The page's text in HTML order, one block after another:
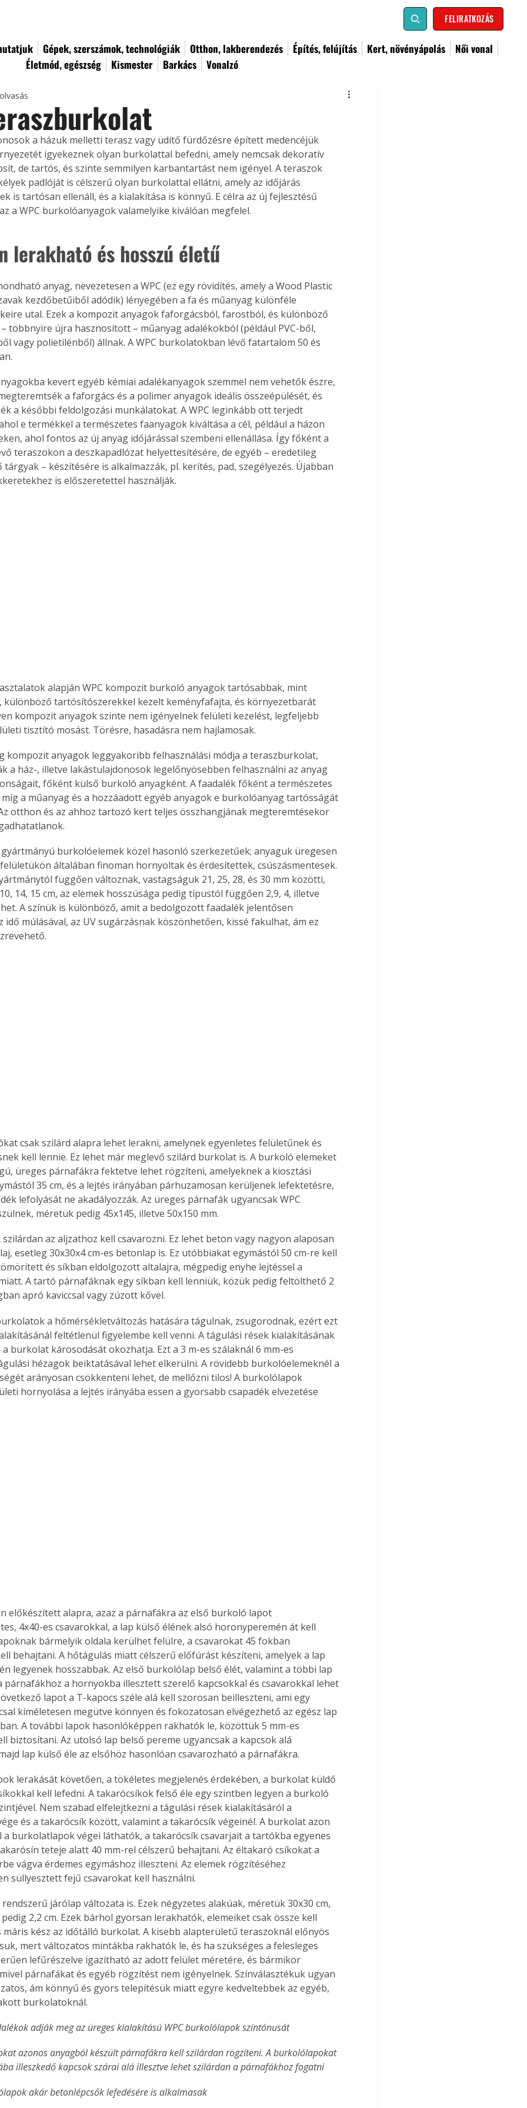
FELIRATKOZÁS
Gépek, szerszámok, technológiák Otthon, lakberendezés Építés, felújítás Kert, növényápolás
Női vonal
Életmód, egészség
Kismester Barkács Vonalzó
Old
új,
egyedi
vagy
is
Bárhol,
élve
az
A
könyvek tetszőleges
párosítással kedvezményes
áron, 0 Ft postaköltséggel
megrendelhetők!
Gyógyító növények: a
természet kincsei az
a házuk melletti terasz vagy üdítő fürdőzésre épített medencéjük
igyekeznek olyan burkolattal befedni, amely nemcsak dekoratív
de tartós, és szinte semmilyen karbantartást nem igényel. A teraszok
padlóját is célszerű olyan burkolattal ellátni, amely az időjárás
is tartósan ellenáll, és a kialakítása is könnyű. E célra az új fejlesztésű
a WPC burkolóanyagok valamelyike kiválóan megfelel.
lerakható és hosszú életű
anyag, nevezetesen a WPC (ez egy rövidítés, amely a Wood Plastic
kezdőbetűiből adódik) lényegében a fa és műanyag különféle
utal. Ezek a kompozit anyagok faforgácsból, farostból, és különböző
többnyire újra hasznosított – műanyag adalékokból (például PVC-ből,
vagy polietilénből) állnak. A WPC burkolatokban lévő fatartalom 50 és
kevert egyéb kémiai adalékanyagok szemmel nem vehetők észre,
a faforgács és a polimer anyagok ideális összeépülését, és
a későbbi feldolgozási munkálatokat. A WPC leginkább ott terjedt
e termékkel a természetes faanyagok kiváltása a cél, például a házon
ahol fontos az új anyag időjárással szembeni ellenállása. Így főként a
teraszokon a deszkapadlózat helyettesítésére, de egyéb – eredetileg
– készítésére is alkalmazzák, pl. kerítés, pad, szegélyezés. Újabban
is előszeretettel használják.
alapján WPC kompozit burkoló anyagok tartósabbak, mint
különböző tartósítószerekkel kezelt keményfafajta, és környezetbarát
kompozit anyagok szinte nem igényelnek felületi kezelést, legfeljebb
tisztító mosást. Törésre, hasadásra nem hajlamosak.
kompozit anyagok leggyakoribb felhasználási módja a teraszburkolat,
a ház-, illetve lakástulajdonosok legelőnyösebben felhasználni az anyag
főként külső burkoló anyagként. A faadalék főként a természetes
a műanyag és a hozzáadott egyéb anyagok e burkolóanyag tartósságát
otthon és az ahhoz tartozó kert teljes összhangjának megteremtésekor
burkolóelemek közel hasonló szerkezetűek; anyaguk üregesen
általában finoman hornyoltak és érdesítettek, csúszásmentesek.
függően változnak, vastagságuk 21, 25, 28, és 30 mm közötti,
14, 15 cm, az elemek hosszúsága pedig típustól függően 2,9, 4, illetve
A színük is különböző, amit a bedolgozott faadalék jelentősen
idő múlásával, az UV sugárzásnak köszönhetően, kissé fakulhat, ám ez
csak szilárd alapra lehet lerakni, amelynek egyenletes felületűnek és
kell lennie. Ez lehet már meglevő szilárd burkolat is. A burkoló elemeket
üreges párnafákra fektetve lehet rögzíteni, amelyeknek a kiosztási
35 cm, és a lejtés irányában párhuzamosan kerüljenek lefektetésre,
lefolyását ne akadályozzák. Az üreges párnafák ugyancsak WPC
méretük pedig 45x145, illetve 50x150 mm.
az aljzathoz kell csavarozni. Ez lehet beton vagy nagyon alaposan
esetleg 30x30x4 cm-es betonlap is. Ez utóbbiakat egymástól 50 cm-re kell
és síkban eldolgozott altalajra, mégpedig enyhe lejtéssel a
A tartó párnafáknak egy síkban kell lenniük, közük pedig feltölthető 2
apró kaviccsal vagy zúzott kővel.
a hőmérsékletváltozás hatására tágulnak, zsugorodnak, ezért ezt
feltétlenül figyelembe kell venni. A tágulási rések kialakításának
burkolat károsodását okozhatja. Ezt a 3 m-es szálaknál 6 mm-es
hézagok beiktatásával lehet elkerülni. A rövidebb burkolóelemeknél a
arányosan csökkenteni lehet, de mellőzni tilos! A burkolólapok
hornyolása a lejtés irányába essen a gyorsabb csapadék elvezetése
előkészített alapra, azaz a párnafákra az első burkoló lapot
4x40-es csavarokkal, a lap külső élének alsó horonyperemén át kell
bármelyik oldala kerülhet felülre, a csavarokat 45 fokban
behajtani. A hőtágulás miatt célszerű előfúrást készíteni, amelyek a lap
legyenek hosszabbak. Az első burkolólap belső élét, valamint a többi lap
párnafákhoz a hornyokba illesztett szerelő kapcsokkal és csavarokkal lehet
lapot a T-kapocs széle alá kell szorosan beilleszteni, ami egy
kíméletesen megütve könnyen és fokozatosan elvégezhető az egész lap
A további lapok hasonlóképpen rakhatók le, közöttük 5 mm-es
biztosítani. Az utolsó lap belső pereme ugyancsak a kapcsok alá
lap külső éle az elsőhöz hasonlóan csavarozható a párnafákra.
lerakását követően, a tökéletes megjelenés érdekében, a burkolat küldő
kell lefedni. A takarócsíkok felső éle egy szintben legyen a burkoló
Nem szabad elfelejtkezni a tágulási rések kialakításáról a
és a takarócsík között, valamint a takarócsík végeinél. A burkolat azon
a burkolatlapok végei láthatók, a takarócsík csavarjait a tartókba egyenes
teteje alatt 40 mm-rel célszerű behajtani. Az éltakaró csíkokat a
vágva érdemes egymáshoz illeszteni. Az elemek rögzítéséhez
süllyesztett fejű csavarokat kell használni.
járólap változata is. Ezek négyzetes alakúak, méretük 30x30 cm,
2,2 cm. Ezek bárhol gyorsan lerakhatók, elemeiket csak össze kell
kész az időtálló burkolat. A kisebb alapterületű teraszoknál előnyös
mert változatos mintákba rakhatók le, és ha szükséges a felesleges
lefűrészelve igazítható az adott felület méretére, és bármikor
párnafákat és egyéb rögzítést nem igényelnek. Színválasztékuk ugyan
ám könnyű és gyors telepítésük miatt egyre kedveltebbek az egyéb,
burkolatoknál.
adják meg az üreges kialakítású WPC burkolólapok színtónusát
azonos anyagból készült párnafákra kell szilárdan rögzíteni. A burkolólapokat
illeszkedő kapcsok szárai alá illesztve lehet szilárdan a párnafákhoz fogatni
akár betonlépcsők lefedésére is alkalmasak